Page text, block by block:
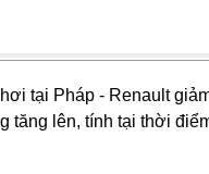
tại Pháp - Renault
tăng lên, tính tại thời